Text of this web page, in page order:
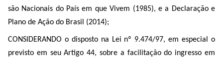
são Nacionais do País em que Vivem (1985), e a Declaração e
Plano de Ação do Brasil (2014);
CONSIDERANDO o disposto na Lei nº 9.474/97, em especial o
previsto em seu Artigo 44, sobre a facilitação do ingresso em